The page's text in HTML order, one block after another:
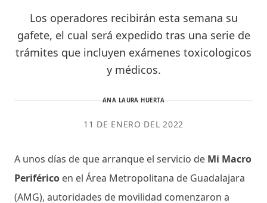
Los operadores recibirán esta semana su
gafete, el cual será expedido tras una serie de
trámites que incluyen exámenes toxicologicos
y médicos.
ANA LAURA HUERTA
11 DE ENERO DEL 2022
A unos días de que arranque el servicio de Mi Macro
Periférico en el Área Metropolitana de Guadalajara
(AMG), autoridades de movilidad comenzaron a